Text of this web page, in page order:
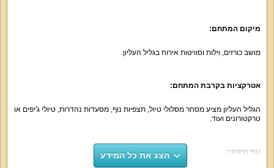
מיקום המתחם:
מושב כורזים, וילות וסוויטות אירוח בגליל העליון.
אטרקציות בקרבת המתחם:
הגליל העליון מציע מסחר מסלולי טיול, תצפיות נוף, מסעדות נהדרות, טיולי ג'יפים או
טרקטורונים ועוד.
נוף חיצוני: הצג את כל המידע